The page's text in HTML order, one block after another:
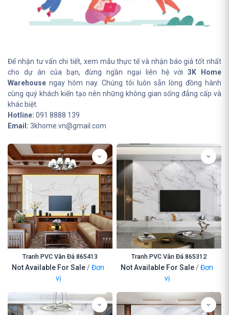
Để nhận tư vấn chi tiết, xem mẫu thực tế và nhận báo giá tốt nhất
cho dự án của bạn, đừng ngần ngại liên hệ với 3K Home
Warehouse ngay hôm nay. Chúng tôi luôn sẵn lòng đồng hành
cùng quý khách kiến tạo nên những không gian sống đẳng cấp và
khác biệt.
Hotline: 091 8888 139
Email: 3khome.vn@gmail.com
Tranh PVC Vân Đá 865413
Not Available For Sale/Đơn
vị
Tranh PVC Vân Đá 865312
Not Available For Sale/Đơn
vị